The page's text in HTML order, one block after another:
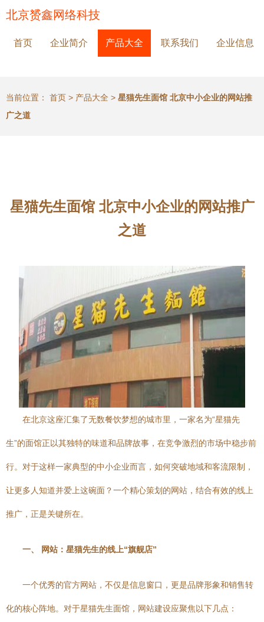
北京赟鑫网络科技
首页 企业简介 产品大全 联系我们 企业信息
当前位置： 首页 > 产品大全 > 星猫先生面馆 北京中小企业的网站推
广之道
星猫先生面馆 北京中小企业的网站推广
之道
在北京这座汇集了无数餐饮梦想的城市里，一家名为“星猫先
生”的面馆正以其独特的味道和品牌故事，在竞争激烈的市场中稳步前
行。对于这样一家典型的中小企业而言，如何突破地域和客流限制，
让更多人知道并爱上这碗面？一个精心策划的网站，结合有效的线上
推广，正是关键所在。
一、 网站：星猫先生的线上“旗舰店”
一个优秀的官方网站，不仅是信息窗口，更是品牌形象和销售转
化的核心阵地。对于星猫先生面馆，网站建设应聚焦以下几点：